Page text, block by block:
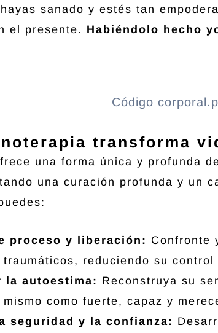
sanado y estés tan
el presente. Habiéndolo hecho
transforma
una forma única y profunda
una curación profunda y un
proceso y liberación: Confronte
traumáticos, reduciendo su
la autoestima: Reconstruya su
como fuerte, capaz y
seguridad y la confianza: